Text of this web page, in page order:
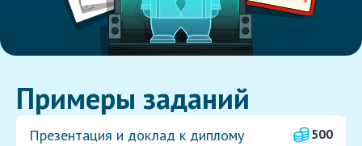
Примеры заданий
Презентация и доклад к диплому
500